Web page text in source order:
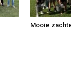
Mooie